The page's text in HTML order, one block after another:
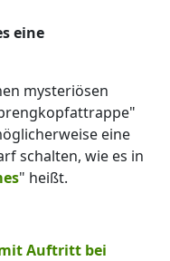
eine
mysteriösen
eine
schalten, wie es in
" heißt.
Auftritt bei